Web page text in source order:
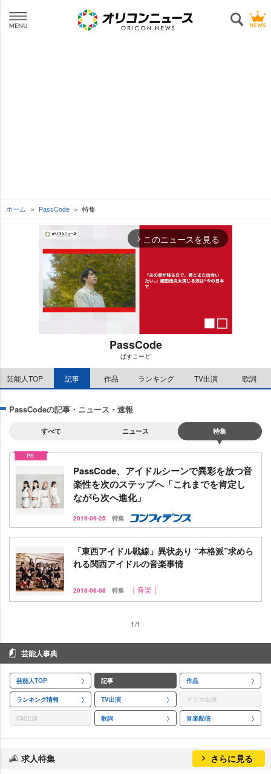
ホーム PassCode 特集
arrow_forward_ios このニュースを見る
M
u
t
PassCode
ぱすこーど
芸能人TOP 記事 作品 ランキング TV出演 歌詞
PassCodeの記事・ニュース・速報
すべて ニュース 特集
PassCode、アイドルシーンで異彩を放つ音
楽性を次のステップへ「これまでを肯定し
ながら次へ進化」
2019-09-25 特集
「東西アイドル戦線」異状あり “本格派”求めら
れる関西アイドルの音楽事情
2018-06-08 特集 ｜音楽｜
1/1
芸能人事典
芸能人TOP 記事 作品
ランキング情報 TV出演 ドラマ出演
CM出演 歌詞 音楽配信
求人特集 さらに見る